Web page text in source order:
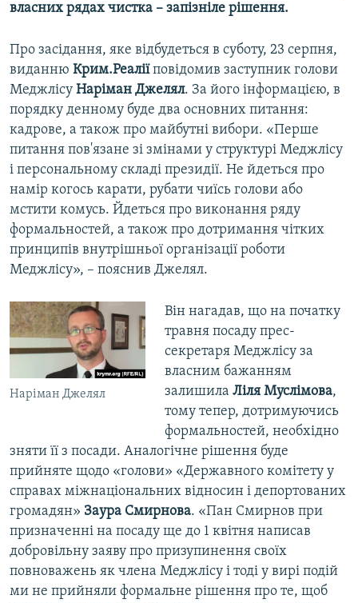
власних рядах чистка – запізніле рішення.
Про засідання, яке відбудеться в суботу, 23 серпня,
виданню Крим.Реаліїповідомив заступник голови
Меджлісу Наріман Джелял. За його інформацією, в
порядку денному буде два основних питання:
кадрове, а також про майбутні вибори. «Перше
питання пов'язане зі змінами у структурі Меджлісу
і персональному складі президії. Не йдеться про
намір когось карати, рубати чиїсь голови або
мстити комусь. Йдеться про виконання ряду
формальностей, а також про дотримання чітких
принципів внутрішньої організації роботи
Меджлісу», – пояснив Джелял.
Наріман Джелял
Він нагадав, що на початку
травня посаду прес-
секретаря Меджлісу за
власним бажанням
залишила Ліля Муслімова,
тому тепер, дотримуючись
формальностей, необхідно
зняти її з посади. Аналогічне рішення буде
прийняте щодо «голови» «Державного комітету у
справах міжнаціональних відносин і депортованих
громадян» Заура Смирнова. «Пан Смирнов при
призначенні на посаду ще до 1 квітня написав
добровільну заяву про призупинення своїх
повноважень як члена Меджлісу і тоді у вирі подій
ми не прийняли формальне рішення про те, щоб